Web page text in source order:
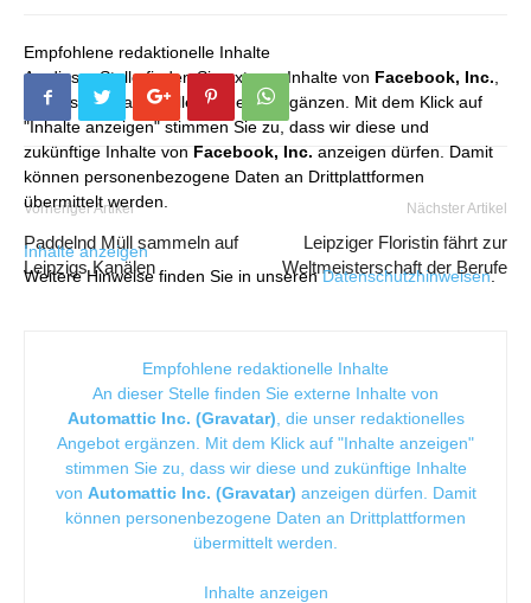
Empfohlene redaktionelle Inhalte
An dieser Stelle finden Sie externe Inhalte von Facebook, Inc.
die unser redaktionelles Angebot ergänzen. Mit dem Klick auf
"Inhalte anzeigen" stimmen Sie zu, dass wir diese und
zukünftige Inhalte von Facebook, Inc. anzeigen dürfen. Damit
können personenbezogene Daten an Drittplattformen
übermittelt werden.
Inhalte anzeigen
Weitere Hinweise finden Sie in unserenDatenschutzhinweisen.
Vorheriger Artikel
Paddelnd Müll sammeln auf
Leipzigs Kanälen
Nächster Artikel
Leipziger Floristin fährt zur
Weltmeisterschaft der Berufe
Empfohlene redaktionelle Inhalte
An dieser Stelle finden Sie externe Inhalte von
Automattic Inc. (Gravatar) , die unser redaktionelles
Angebot ergänzen. Mit dem Klick auf "Inhalte anzeigen"
stimmen Sie zu, dass wir diese und zukünftige Inhalte
von Automattic Inc. (Gravatar) anzeigen dürfen. Damit
können personenbezogene Daten an Drittplattformen
übermittelt werden.
Inhalte anzeigen